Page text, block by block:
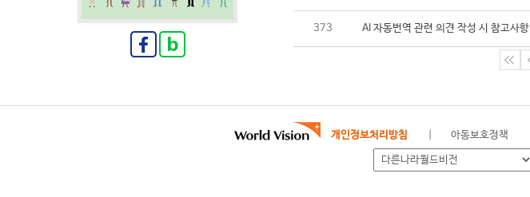
373 AI 자동번역 관련 의견 작성 시 참고사항
개인정보처리방침 아동보호정책